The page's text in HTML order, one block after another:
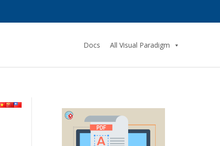
Docs All Visual Paradigm